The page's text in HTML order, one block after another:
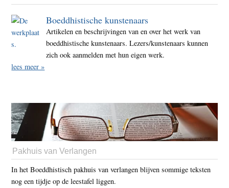
Boeddhistische kunstenaars
Artikelen en beschrijvingen van en over het werk van
boeddhistische kunstenaars. Lezers/kunstenaars kunnen
zich ook aanmelden met hun eigen werk.
lees meer »
Pakhuis van Verlangen
In het Boeddhistisch pakhuis van verlangen blijven sommige teksten
nog een tijdje op de leestafel liggen.